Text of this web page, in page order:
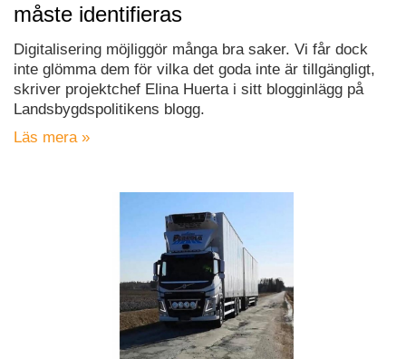
måste identifieras
Digitalisering möjliggör många bra saker. Vi får dock
inte glömma dem för vilka det goda inte är tillgängligt,
skriver projektchef Elina Huerta i sitt blogginlägg på
Landsbygdspolitikens blogg.
Läs mera »